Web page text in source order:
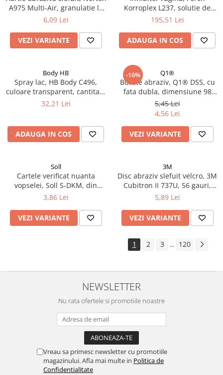
A975 Multi-Air, granulatie la
alegere, dimensiune 70 x 420
6,09 Lei
VEZI VARIANTE
Korroplex L237, solutie de
neutralizare a ruginii,
litru
195,51 Lei
ADAUGA IN COS
Body HB
Spray lac, HB Body C496,
culoare transparent, cantitate
400 ml
32,21 Lei
ADAUGA IN COS
-16% Q1®
Burete abraziv, Q1® DSS, cu
fata dubla, dimensiune 98
mm x 120 mm x 13 mm
5,45 Lei
4,56 Lei
VEZI VARIANTE
Soll
Cartele verificat nuanta
vopselei, Soll S-DKM, din
metal diferite culori, pret 1
3,86 Lei
VEZI VARIANTE
3M
Disc abraziv slefuit velcro, 3M
Cubitron II 737U, 56 gauri,
duritate P80 - P320, diametru
5,89 Lei
VEZI VARIANTE
1 2 3 ... 120
NEWSLETTER
Nu rata ofertele si promotiile noastre
Vreau sa primesc newsletter cu promotiile
magazinului. Afla mai multe in Politica de
Confidentialitate